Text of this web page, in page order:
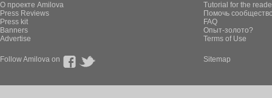
О проекте Amilova
Press Reviews
Press kit
Banners
Advertise
Tutorial for the
Помочь
FAQ
Опыт-золото?
Terms of Use
Follow Amilova on Sitemap